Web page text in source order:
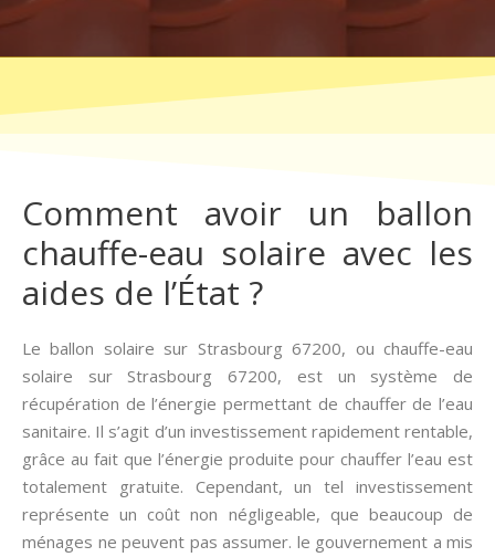
Comment avoir un ballon
chauffe-eau solaire avec les
aides de l’État ?
Le ballon solaire sur Strasbourg 67200, ou chauffe-eau
solaire sur Strasbourg 67200, est un système de
récupération de l’énergie permettant de chauffer de l’eau
sanitaire. Il s’agit d’un investissement rapidement rentable,
grâce au fait que l’énergie produite pour chauffer l’eau est
totalement gratuite. Cependant, un tel investissement
représente un coût non négligeable, que beaucoup de
ménages ne peuvent pas assumer. le gouvernement a mis